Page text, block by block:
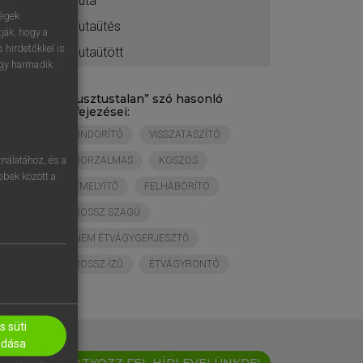
gutaütés
gutaütött
gusztustalan” szó hasonló
kifejezései:
UNDORÍTÓ VISSZATASZÍTÓ
BORZALMAS KOSZOS
ÉMELYÍTŐ FELHÁBORÍTÓ
ROSSZ SZAGÚ
NEM ÉTVÁGYGERJESZTŐ
ROSSZ ÍZŰ ÉTVÁGYRONTÓ
hogy a
hirdetőkkel is
harmadik
és a
között a
süti